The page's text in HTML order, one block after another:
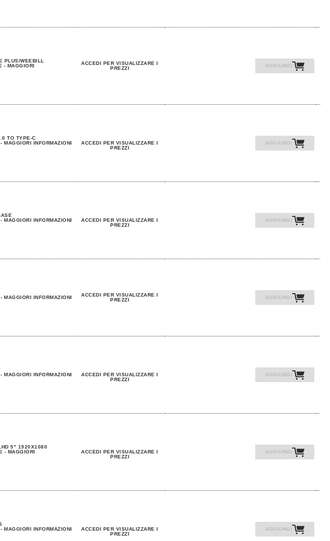
PLUS/WEEBILL
- MAGGIORI
ACCEDI PER VISUALIZZARE I
PREZZI
AGGIUNGI
TO TYPE-C
INFORMAZIONI
ACCEDI PER VISUALIZZARE I
PREZZI
AGGIUNGI
INFORMAZIONI
ACCEDI PER VISUALIZZARE I
PREZZI
AGGIUNGI
INFORMAZIONI
ACCEDI PER VISUALIZZARE I
PREZZI
AGGIUNGI
INFORMAZIONI
ACCEDI PER VISUALIZZARE I
PREZZI
AGGIUNGI
5" 1920X1080
- MAGGIORI
ACCEDI PER VISUALIZZARE I
PREZZI
AGGIUNGI
INFORMAZIONI
ACCEDI PER VISUALIZZARE I
PREZZI
AGGIUNGI